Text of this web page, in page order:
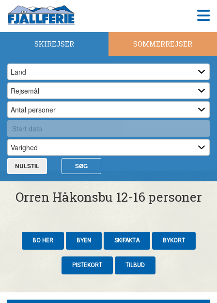
SKIREJSER SOMMERREJSER
NULSTIL SØG
Orren Håkonsbu 12-16 personer
BO HER BYEN SKIFAKTA BYKORT
PISTEKORT TILBUD